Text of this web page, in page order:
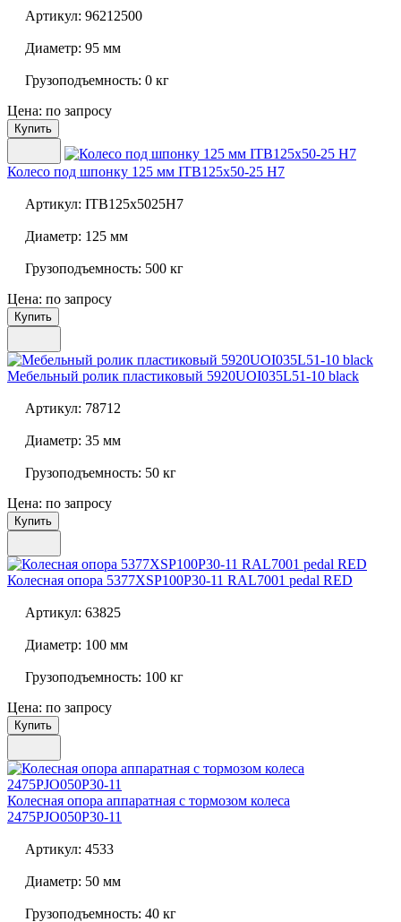
Артикул: 96212500
Диаметр: 95 мм
Грузоподъемность: 0 кг
Цена: по запросу
Купить
Колесо под шпонку 125 мм ITB125x50-25 H7
Артикул: ITB125x5025H7
Диаметр: 125 мм
Грузоподъемность: 500 кг
Цена: по запросу
Купить
Мебельный ролик пластиковый 5920UOI035L51-10 black
Артикул: 78712
Диаметр: 35 мм
Грузоподъемность: 50 кг
Цена: по запросу
Купить
Колесная опора 5377XSP100P30-11 RAL7001 pedal RED
Артикул: 63825
Диаметр: 100 мм
Грузоподъемность: 100 кг
Цена: по запросу
Купить
Колесная опора аппаратная с тормозом колеса
2475PJO050P30-11
Артикул: 4533
Диаметр: 50 мм
Грузоподъемность: 40 кг